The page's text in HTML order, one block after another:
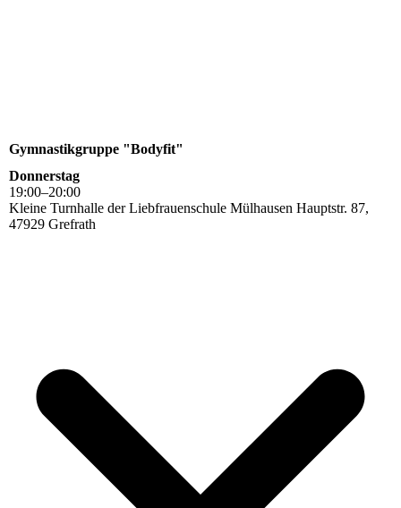
Gymnastikgruppe "Bodyfit"
Donnerstag
19:00–20:00
Kleine Turnhalle der Liebfrauenschule Mülhausen Hauptstr. 87,
47929 Grefrath